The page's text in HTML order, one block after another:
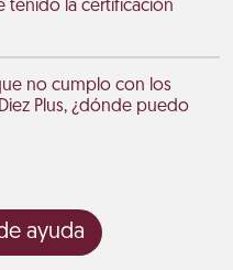
tenido la certificación
no cumplo con los
Plus, ¿dónde puedo
ayuda